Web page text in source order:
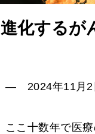
進化するが
― 2024年11月
ここ十数年で医